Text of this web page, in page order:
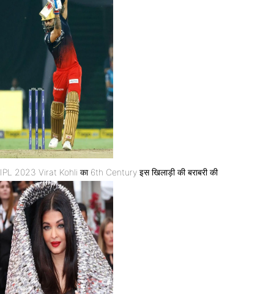
IPL 2023 Virat Kohli का 6th Century इस खिलाड़ी की बराबरी की